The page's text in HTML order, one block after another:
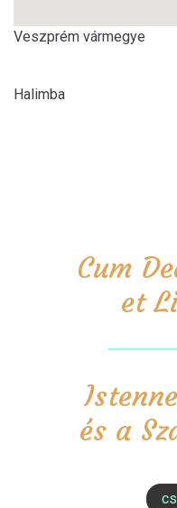
Veszprém vármegye
Halimba
Cum
et
és a